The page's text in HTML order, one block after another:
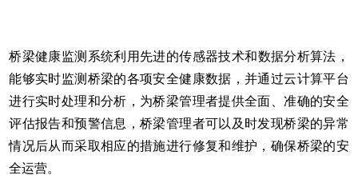
桥梁健康监测系统利用先进的传感器技术和数据分析算法，
能够实时监测桥梁的各项安全健康数据，并通过云计算平台
进行实时处理和分析，为桥梁管理者提供全面、准确的安全
评估报告和预警信息，桥梁管理者可以及时发现桥梁的异常
情况后从而采取相应的措施进行修复和维护，确保桥梁的安
全运营。